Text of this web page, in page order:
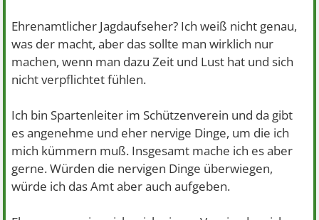
Ehrenamtlicher Jagdaufseher? Ich weiß nicht genau,
was der macht, aber das sollte man wirklich nur
machen, wenn man dazu Zeit und Lust hat und sich
nicht verpflichtet fühlen.
Ich bin Spartenleiter im Schützenverein und da gibt
es angenehme und eher nervige Dinge, um die ich
mich kümmern muß. Insgesamt mache ich es aber
gerne. Würden die nervigen Dinge überwiegen,
würde ich das Amt aber auch aufgeben.